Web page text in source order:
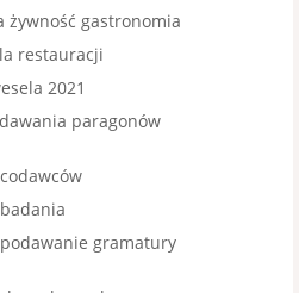
żywność gastronomia
restauracji
2021
paragonów
gramatury